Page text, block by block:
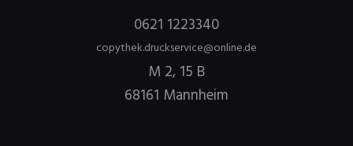
0621 1223340
copythek.druckservice@online.de
M 2, 15 B
68161 Mannheim